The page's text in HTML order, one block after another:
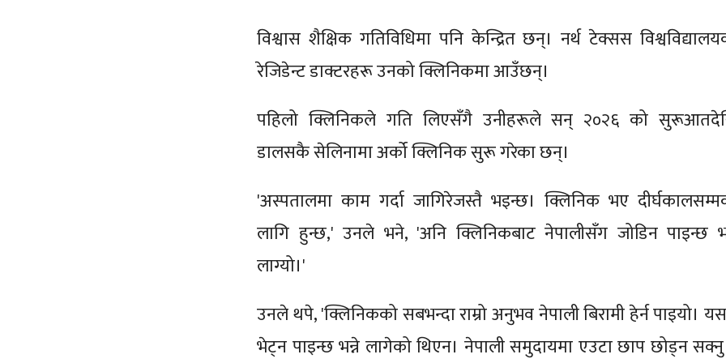
विश्वास शैक्षिक गतिविधिमा पनि केन्द्रित छन्। नर्थ टेक्सस
रेजिडेन्ट डाक्टरहरू उनको क्लिनिकमा आउँछन्।
पहिलो क्लिनिकले गति लिएसँगै उनीहरूले सन् २०२६ को
डालसकै सेलिनामा अर्को क्लिनिक सुरू गरेका छन्।
'अस्पतालमा काम गर्दा जागिरेजस्तै भइन्छ। क्लिनिक भए
लागि हुन्छ,' उनले भने, 'अनि क्लिनिकबाट नेपालीसँग जोडिन पाइन्छ
लाग्यो।'
उनले थपे, 'क्लिनिकको सबभन्दा राम्रो अनुभव नेपाली बिरामी हेर्न पाइयो।
भेट्न पाइन्छ भन्ने लागेको थिएन। नेपाली समुदायमा एउटा छाप छोड्न